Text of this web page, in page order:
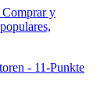
- 11-Punkte